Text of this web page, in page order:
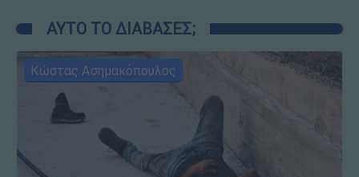
ΑΥΤΟ ΤΟ ΔΙΑΒΑΣΕΣ;
Κώστας Ασημακόπουλος